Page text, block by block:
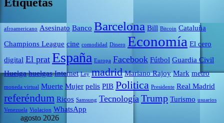
afroamericano Asesinato Banco Barcelona Bill Bitcoin Cataluña
Champions League cine comodidad Dinero Economía El cero
digital El prat España Europa Facebook Fútbol Guardia Civil
Huelga huelgas Internet Ley madrid Mariano Rajoy Mark metro
moneda virtual Muerte Mujer pelis PIB Politica Presidente Real Madrid
referéndum Ricos Samsung Tecnología Trump Turismo usuarios
Venezuela Violacion WhatsApp
agosto 2026